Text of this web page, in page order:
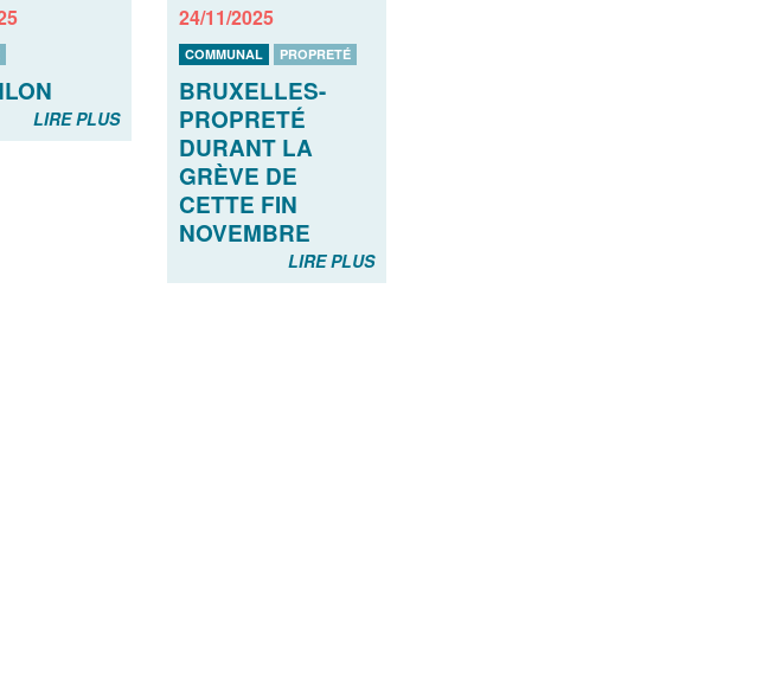
LIRE PLUS
24/11/2025
COMMUNAL PROPRETÉ
BRUXELLES-
PROPRETÉ
DURANT LA
GRÈVE DE
CETTE FIN
NOVEMBRE
LIRE PLUS